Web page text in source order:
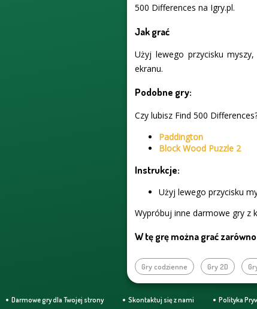
500 Differences na Igry.pl.
Jak grać
Użyj lewego przycisku
ekranu.
Podobne gry:
Czy lubisz Find 500
Paddington
Block Wood Puzzle 2
Instrukcje:
Użyj lewego przycisku
Wypróbuj inne darmowe gry z
W tę grę można grać
Gry codzienne Gry 2D
Darmowe gry dla Twojej strony Skontaktuj się z nami Polityka